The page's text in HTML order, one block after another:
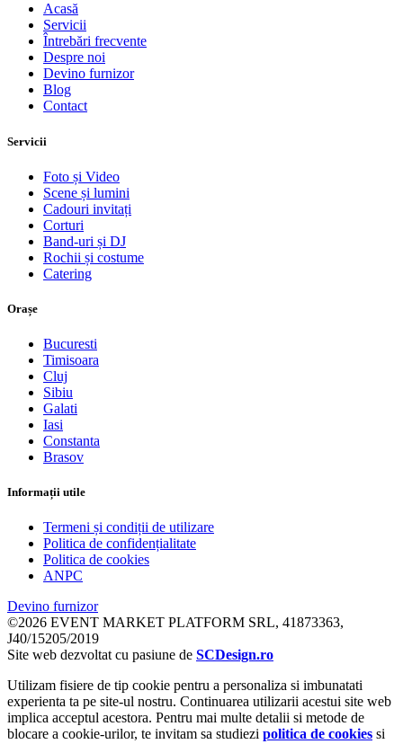
Acasă
Servicii
Întrebări frecvente
Despre noi
Devino furnizor
Blog
Contact
Servicii
Foto și Video
Scene și lumini
Cadouri invitați
Corturi
Band-uri și DJ
Rochii și costume
Catering
Orașe
Bucuresti
Timisoara
Cluj
Sibiu
Galati
Iasi
Constanta
Brasov
Informații utile
Termeni și condiții de utilizare
Politica de confidențialitate
Politica de cookies
ANPC
Devino furnizor
©2026 EVENT MARKET PLATFORM SRL, 41873363,
J40/15205/2019
Site web dezvoltat cu pasiune de SCDesign.ro
Utilizam fisiere de tip cookie pentru a personaliza si imbunatati
experienta ta pe site-ul nostru. Continuarea utilizarii acestui site web
implica acceptul acestora. Pentru mai multe detalii si metode de
blocare a cookie-urilor, te invitam sa studiezi politica de cookies si